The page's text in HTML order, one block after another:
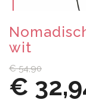
wit
€ 54,90
€